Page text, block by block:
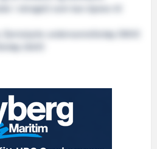
i skroget) som kan åpnes til
undervannsfartøy (ROV)
(AUV)